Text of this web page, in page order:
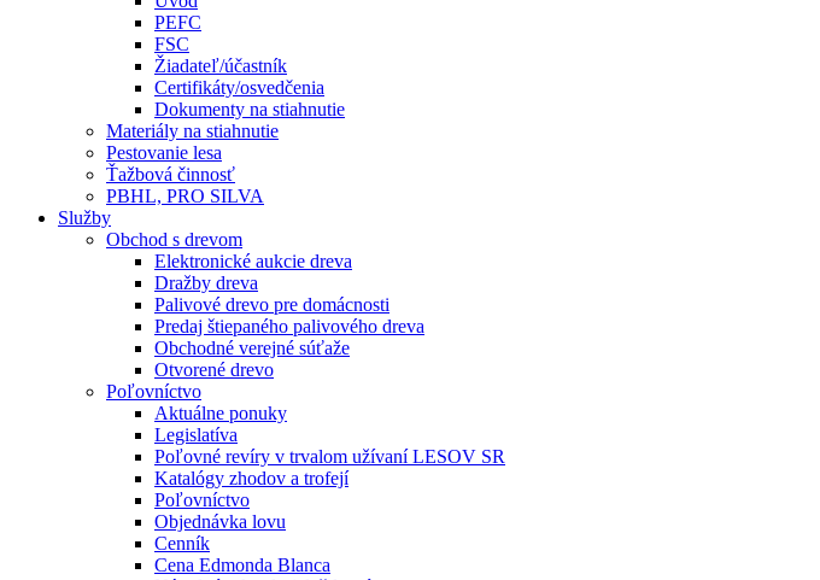
PEFC
FSC
Žiadateľ/účastník
Certifikáty/osvedčenia
Dokumenty na stiahnutie
Materiály na stiahnutie
Pestovanie lesa
Ťažbová činnosť
PBHL, PRO SILVA
Služby
Obchod s drevom
Elektronické aukcie dreva
Dražby dreva
Palivové drevo pre domácnosti
Predaj štiepaného palivového dreva
Obchodné verejné súťaže
Otvorené drevo
Poľovníctvo
Aktuálne ponuky
Legislatíva
Poľovné revíry v trvalom užívaní LESOV SR
Katalógy zhodov a trofejí
Poľovníctvo
Objednávka lovu
Cenník
Cena Edmonda Blanca